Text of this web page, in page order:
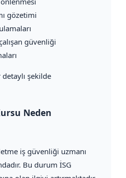
gözetimi
güvenliği
şekilde
Neden
iş güvenliği uzmanı
Bu durum İSG